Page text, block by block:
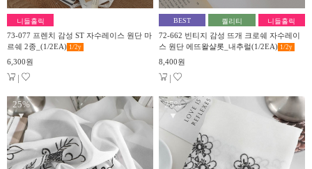
니들홀릭
73-077 프렌치 감성 ST 자수레이스 원단 마
르쉐 2종_(1/2EA) 1/2y
6,300원
|
BEST 퀄리티 니들홀릭
72-662 빈티지 감성 뜨개 크로쉐 자수레이
스 원단 에뜨왈샬롯_내추럴(1/2EA) 1/2y
8,400원
|
25%
▼
25%
▼